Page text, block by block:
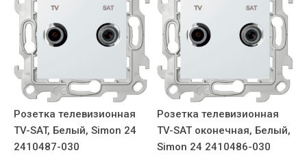
Розетка телевизионная
TV-SAT, Белый, Simon 24
2410487-030
Розетка телевизионная
TV-SAT оконечная, Белый,
Simon 24 2410486-030